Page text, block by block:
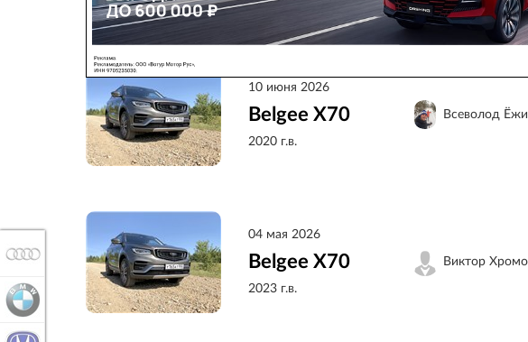
10 июня 2026
Belgee X70
2020 г.в.
Всеволод
04 мая 2026
Belgee X70
2023 г.в.
Виктор